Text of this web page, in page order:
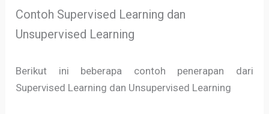
Contoh Supervised Learning dan
Unsupervised Learning
Berikut ini beberapa contoh penerapan dari
Supervised Learning dan Unsupervised Learning